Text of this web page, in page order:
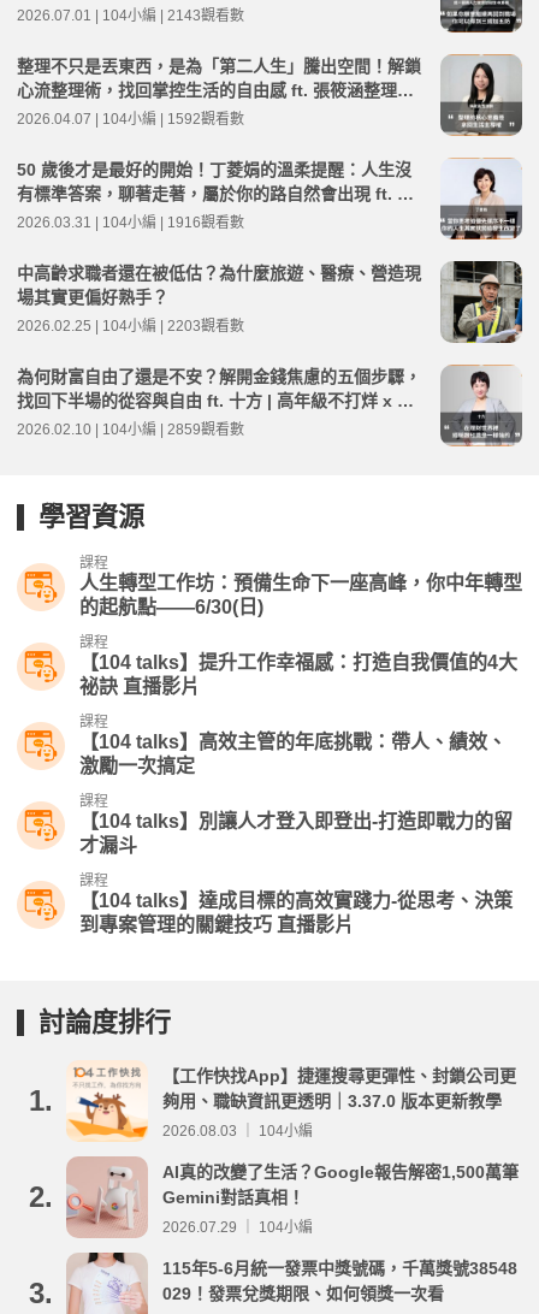
理 林宸碩 | 高年級不打烊 x 用 AI 點亮第二人生 EP279
2026.07.01 | 104小編 | 2143觀看數
整理不只是丟東西，是為「第二人生」騰出空間！解鎖
心流整理術，找回掌控生活的自由感 ft. 張筱涵整理師 |
高年級不打烊 x 用 AI 點亮第二人生 EP267
2026.04.07 | 104小編 | 1592觀看數
50 歲後才是最好的開始！丁菱娟的溫柔提醒：人生沒
有標準答案，聊著走著，屬於你的路自然會出現 ft. 丁
菱娟 | 高年級不打烊 x 用 AI 點亮第二人生 EP266
2026.03.31 | 104小編 | 1916觀看數
中高齡求職者還在被低估？為什麼旅遊、醫療、營造現
場其實更偏好熟手？
2026.02.25 | 104小編 | 2203觀看數
為何財富自由了還是不安？解開金錢焦慮的五個步驟，
找回下半場的從容與自由 ft. 十方 | 高年級不打烊 x 用
AI 點亮第二人生 EP260
2026.02.10 | 104小編 | 2859觀看數
學習資源
課程
人生轉型工作坊：預備生命下一座高峰，你中年轉型
的起航點——6/30(日)
課程
【104 talks】提升工作幸福感：打造自我價值的4大
祕訣 直播影片
課程
【104 talks】高效主管的年底挑戰：帶人、績效、
激勵一次搞定
課程
【104 talks】別讓人才登入即登出-打造即戰力的留
才漏斗
課程
【104 talks】達成目標的高效實踐力-從思考、決策
到專案管理的關鍵技巧 直播影片
討論度排行
1.
【工作快找App】捷運搜尋更彈性、封鎖公司更
夠用、職缺資訊更透明｜3.37.0 版本更新教學
2026.08.03 ｜ 104小編
2.
AI真的改變了生活？Google報告解密1,500萬筆
Gemini對話真相！
2026.07.29 ｜ 104小編
3.
115年5-6月統一發票中獎號碼，千萬獎號38548
029！發票兌獎期限、如何領獎一次看